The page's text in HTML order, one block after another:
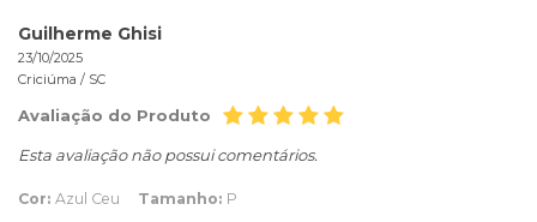
Guilherme Ghisi
23/10/2025
Criciúma / SC
Avaliação do Produto
Esta avaliação não possui comentários.
Cor: Azul Ceu Tamanho: P